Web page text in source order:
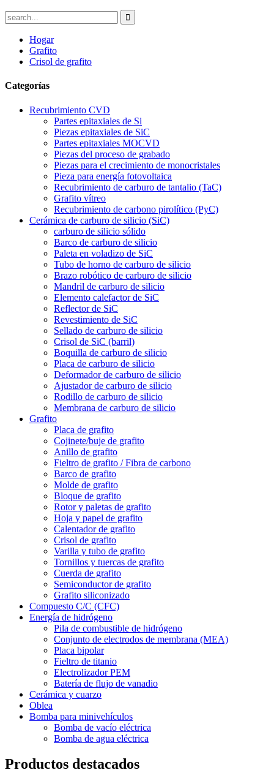
Hogar
Grafito
Crisol de grafito
Categorías
Recubrimiento CVD
Partes epitaxiales de Si
Piezas epitaxiales de SiC
Partes epitaxiales MOCVD
Piezas del proceso de grabado
Piezas para el crecimiento de monocristales
Pieza para energía fotovoltaica
Recubrimiento de carburo de tantalio (TaC)
Grafito vítreo
Recubrimiento de carbono pirolítico (PyC)
Cerámica de carburo de silicio (SiC)
carburo de silicio sólido
Barco de carburo de silicio
Paleta en voladizo de SiC
Tubo de horno de carburo de silicio
Brazo robótico de carburo de silicio
Mandril de carburo de silicio
Elemento calefactor de SiC
Reflector de SiC
Revestimiento de SiC
Sellado de carburo de silicio
Crisol de SiC (barril)
Boquilla de carburo de silicio
Placa de carburo de silicio
Deformador de carburo de silicio
Ajustador de carburo de silicio
Rodillo de carburo de silicio
Membrana de carburo de silicio
Grafito
Placa de grafito
Cojinete/buje de grafito
Anillo de grafito
Fieltro de grafito / Fibra de carbono
Barco de grafito
Molde de grafito
Bloque de grafito
Rotor y paletas de grafito
Hoja y papel de grafito
Calentador de grafito
Crisol de grafito
Varilla y tubo de grafito
Tornillos y tuercas de grafito
Cuerda de grafito
Semiconductor de grafito
Grafito siliconizado
Compuesto C/C (CFC)
Energía de hidrógeno
Pila de combustible de hidrógeno
Conjunto de electrodos de membrana (MEA)
Placa bipolar
Fieltro de titanio
Electrolizador PEM
Batería de flujo de vanadio
Cerámica y cuarzo
Oblea
Bomba para minivehículos
Bomba de vacío eléctrica
Bomba de agua eléctrica
Productos destacados